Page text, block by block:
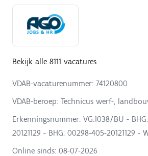
Bekijk alle 8111 vacatures
VDAB-vacaturenummer: 74120800
VDAB-beroep: Technicus werf-,
Erkenningsnummer: VG.1038/BU -
20121129 - BHG: 00298-405-20121129 -
Online sinds: 08-07-2026